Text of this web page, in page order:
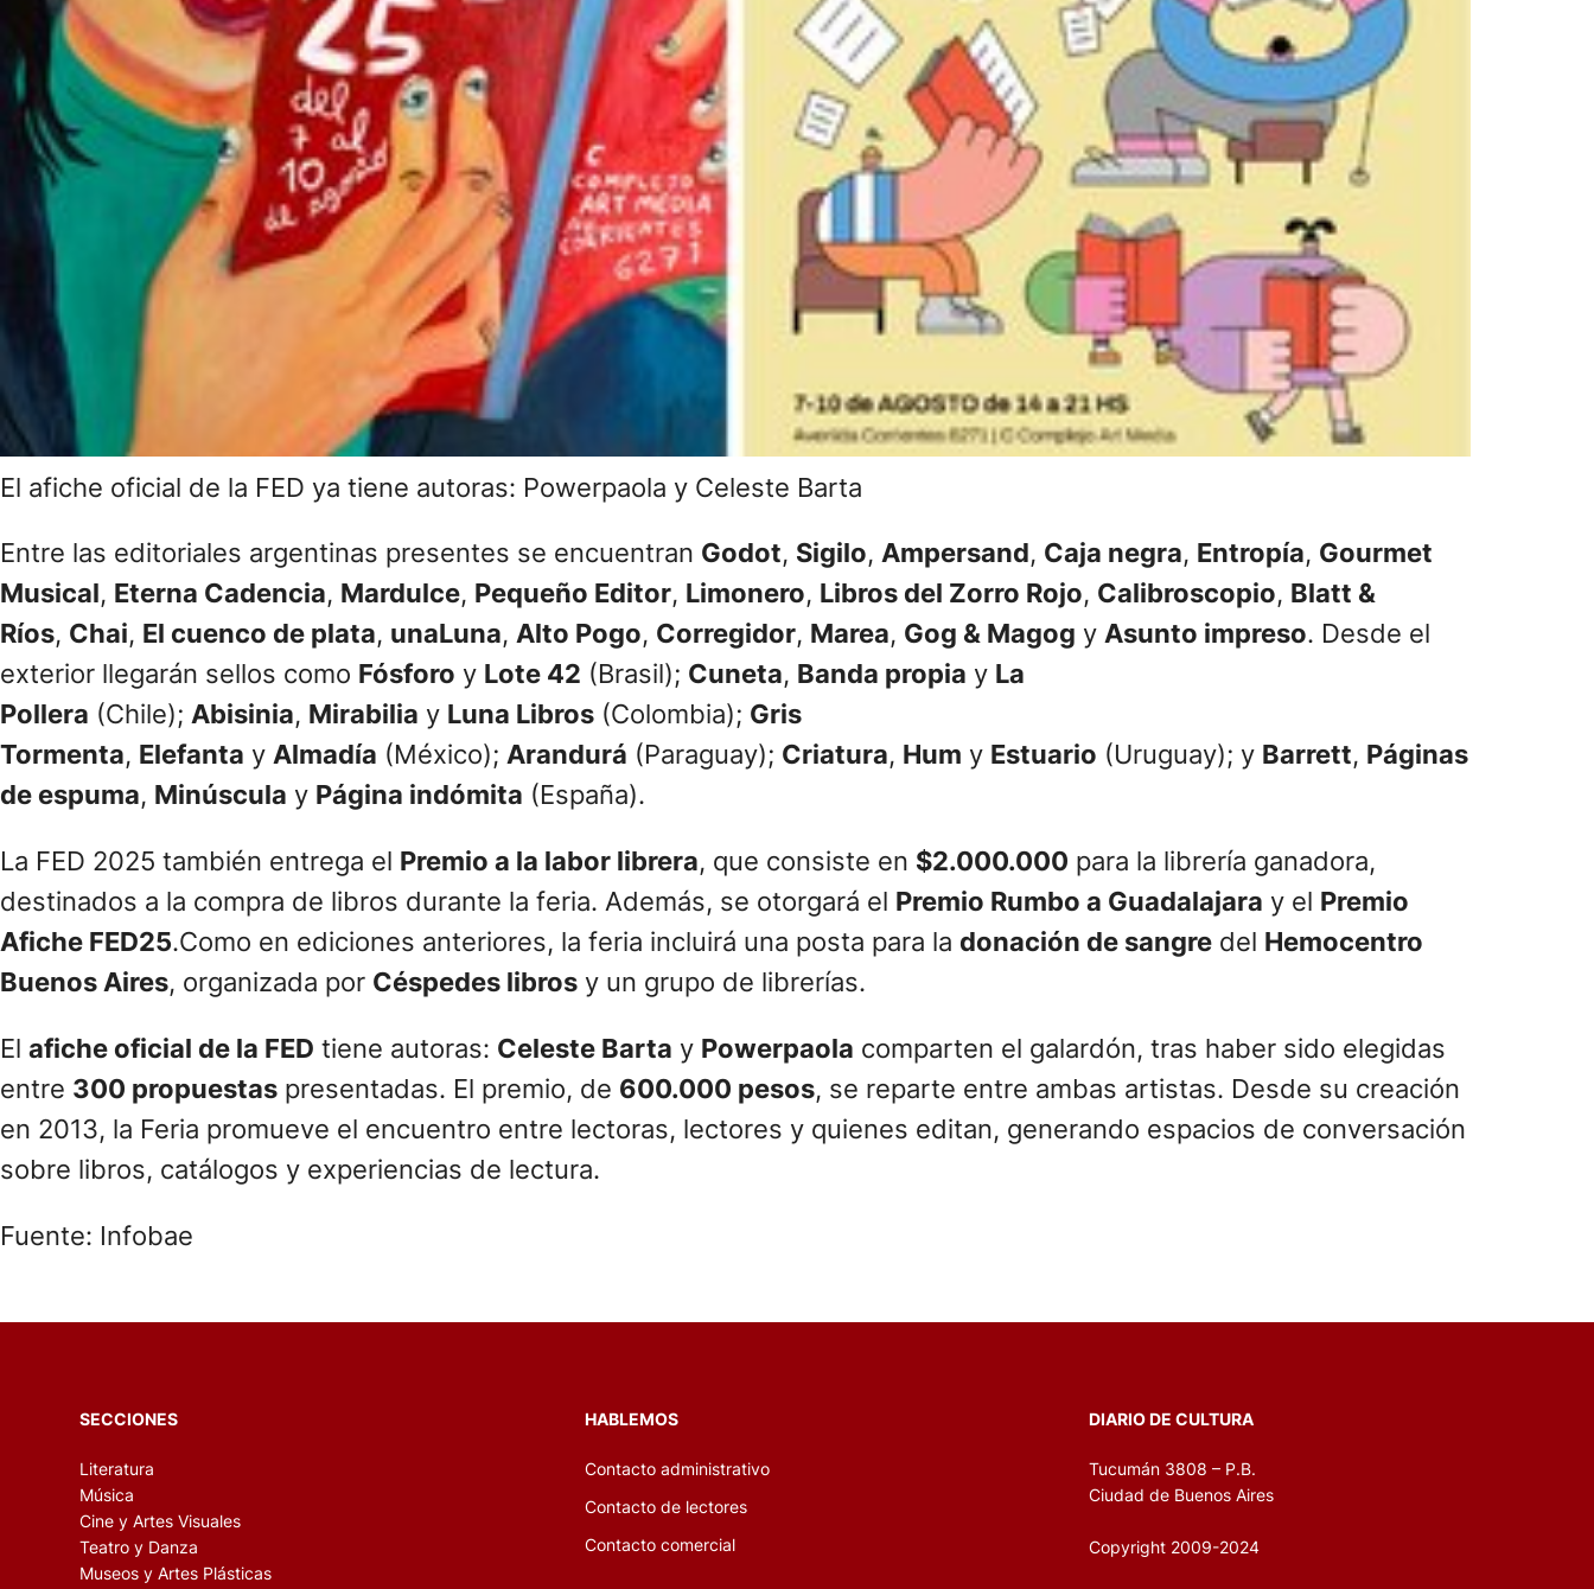
El afiche oficial de la FED ya tiene autoras: Powerpaola y Celeste Barta
Entre las editoriales argentinas presentes se encuentran Godot, Sigilo, Ampersand, Caja negra, Entropía, Gourmet
Musical, Eterna Cadencia, Mardulce, Pequeño Editor, Limonero, Libros del Zorro Rojo, Calibroscopio, Blatt &
Ríos, Chai, El cuenco de plata, unaLuna, Alto Pogo, Corregidor, Marea, Gog & Magog y Asunto impreso. Desde el
exterior llegarán sellos como Fósforo y Lote 42 (Brasil); Cuneta, Banda propia y La
Pollera (Chile); Abisinia, Mirabilia y Luna Libros (Colombia); Gris
Tormenta, Elefanta y Almadía (México); Arandurá (Paraguay); Criatura, Hum y Estuario (Uruguay); y Barrett, Páginas
de espuma, Minúscula y Página indómita (España).
La FED 2025 también entrega el Premio a la labor librera, que consiste en $2.000.000 para la librería ganadora,
destinados a la compra de libros durante la feria. Además, se otorgará el Premio Rumbo a Guadalajara y el Premio
Afiche FED25.Como en ediciones anteriores, la feria incluirá una posta para la donación de sangre del Hemocentro
Buenos Aires, organizada por Céspedes libros y un grupo de librerías.
El afiche oficial de la FED tiene autoras: Celeste Barta y Powerpaola comparten el galardón, tras haber sido elegidas
entre 300 propuestas presentadas. El premio, de 600.000 pesos, se reparte entre ambas artistas. Desde su creación
en 2013, la Feria promueve el encuentro entre lectoras, lectores y quienes editan, generando espacios de conversación
sobre libros, catálogos y experiencias de lectura.
Fuente: Infobae
SECCIONES
Literatura
Música
Cine y Artes Visuales
Teatro y Danza
Museos y Artes Plásticas
HABLEMOS
Contacto administrativo
Contacto de lectores
Contacto comercial
DIARIO DE CULTURA
Tucumán 3808 – P.B.
Ciudad de Buenos Aires
Copyright 2009-2024